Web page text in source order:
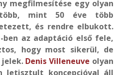
megfilmesítése egy olyan
mint 50 éve több
és rendre elbukott.
az adaptáció első fele,
hogy most sikerül, de
Denis Villeneuve olyan
letisztult koncepcióval áll